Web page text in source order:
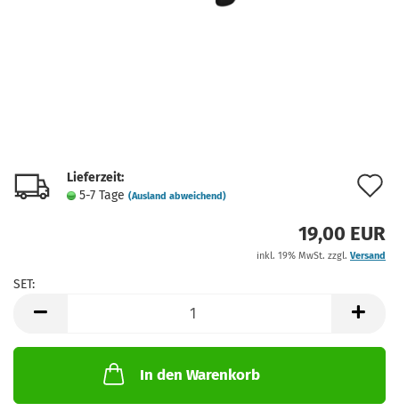
Lieferzeit:
5-7 Tage (Ausland abweichend)
19,00 EUR
inkl. 19% MwSt. zzgl. Versand
SET:
In den Warenkorb